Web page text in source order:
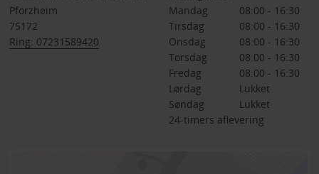
Pforzheim
75172
Ring: 07231589420
Mandag
08:00 - 16:30
Tirsdag
08:00 - 16:30
Onsdag
08:00 - 16:30
Torsdag
08:00 - 16:30
Fredag
08:00 - 16:30
Lørdag
Lukket
Søndag
Lukket
24-timers aflevering